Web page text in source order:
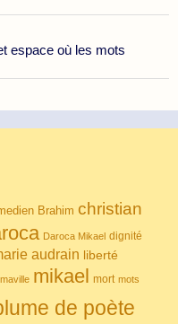
espace où les mots
Brahim christian
Daroca Mikael dignité
audrain liberté
maville mikael mort mots
de poète